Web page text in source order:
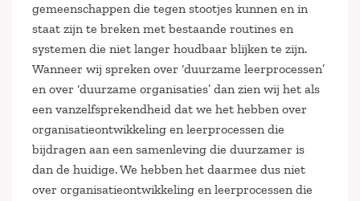
gemeenschappen die tegen stootjes kunnen en in
staat zijn te breken met bestaande routines en
systemen die niet langer houdbaar blijken te zijn.
Wanneer wij spreken over ‘duurzame leerprocessen’
en over ‘duurzame organisaties’ dan zien wij het als
een vanzelfsprekendheid dat we het hebben over
organisatieontwikkeling en leerprocessen die
bijdragen aan een samenleving die duurzamer is
dan de huidige. We hebben het daarmee dus niet
over organisatieontwikkeling en leerprocessen die